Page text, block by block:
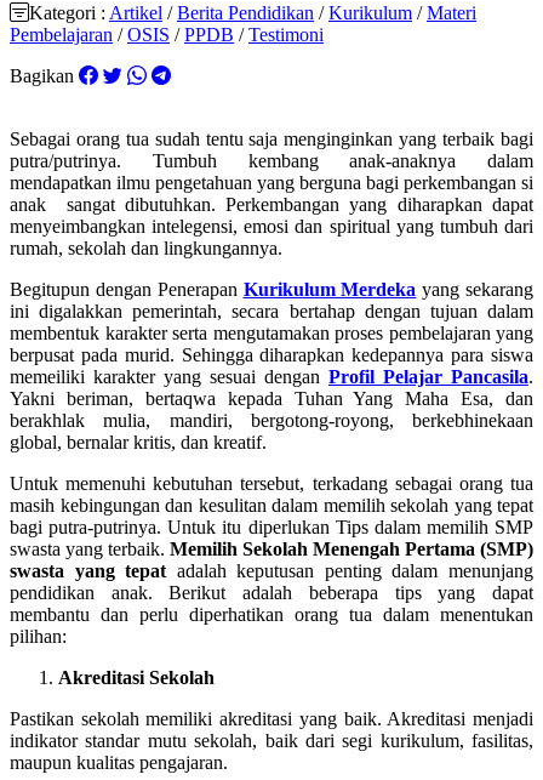
Kategori : Artikel /Berita Pendidikan /Kurikulum /Materi
Pembelajaran /OSIS /PPDB /Testimoni
Bagikan
Sebagai orang tua sudah tentu saja menginginkan yang terbaik bagi
putra/putrinya. Tumbuh kembang anak-anaknya dalam
mendapatkan ilmu pengetahuan yang berguna bagi perkembangan si
anak sangat dibutuhkan. Perkembangan yang diharapkan dapat
menyeimbangkan intelegensi, emosi dan spiritual yang tumbuh dari
rumah, sekolah dan lingkungannya.
Begitupun dengan Penerapan Kurikulum Merdeka yang sekarang
ini digalakkan pemerintah, secara bertahap dengan tujuan dalam
membentuk karakter serta mengutamakan proses pembelajaran yang
berpusat pada murid. Sehingga diharapkan kedepannya para siswa
memeiliki karakter yang sesuai dengan Profil Pelajar Pancasila.
Yakni beriman, bertaqwa kepada Tuhan Yang Maha Esa, dan
berakhlak mulia, mandiri, bergotong-royong, berkebhinekaan
global, bernalar kritis, dan kreatif.
Untuk memenuhi kebutuhan tersebut, terkadang sebagai orang tua
masih kebingungan dan kesulitan dalam memilih sekolah yang tepat
bagi putra-putrinya. Untuk itu diperlukan Tips dalam memilih SMP
swasta yang terbaik. Memilih Sekolah Menengah Pertama (SMP)
swasta yang tepat adalah keputusan penting dalam menunjang
pendidikan anak. Berikut adalah beberapa tips yang dapat
membantu dan perlu diperhatikan orang tua dalam menentukan
pilihan:
Akreditasi Sekolah
Pastikan sekolah memiliki akreditasi yang baik. Akreditasi menjadi
indikator standar mutu sekolah, baik dari segi kurikulum, fasilitas,
maupun kualitas pengajaran.